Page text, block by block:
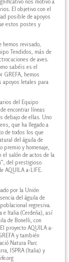
El objetivo con el
posible de apoyos
estos postes y
hemos revisado,
Tendidos, más de
de aves.
sabéis es el
GREFA, hemos
apoyos letales para
del Equipo
encontrar líneas
debajo de ellas. Uno
que ha llegado a
de todos los que
del águila de
premio y homenaje,
el salón de actos de la
del prestigioso
AQUILA a-LIFE.
por la Unión
del águila de
regresiva.
e Italia (Cerdeña), así
de Bonelli, con
proyecto AQUILA a-
y también
Natura Parc
ISPRA (Italia) y